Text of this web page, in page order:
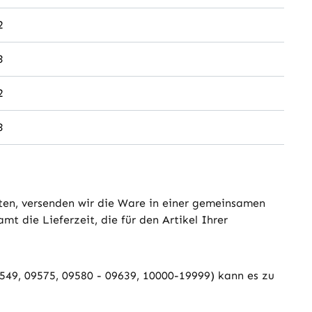
versenden wir die Ware in einer gemeinsamen
die Lieferzeit, die für den Artikel Ihrer
09575, 09580 - 09639, 10000-19999) kann es zu